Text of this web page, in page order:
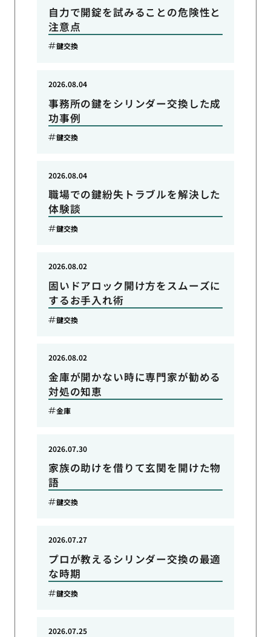
自力で開錠を試みることの危険性と
注意点
鍵交換
事務所の鍵をシリンダー交換した成
功事例
2026.08.04
鍵交換
職場での鍵紛失トラブルを解決した
体験談
2026.08.04
鍵交換
固いドアロック開け方をスムーズに
するお手入れ術
2026.08.02
鍵交換
金庫が開かない時に専門家が勧める
対処の知恵
2026.08.02
金庫
家族の助けを借りて玄関を開けた物
語
2026.07.30
鍵交換
プロが教えるシリンダー交換の最適
な時期
2026.07.27
鍵交換
2026.07.25